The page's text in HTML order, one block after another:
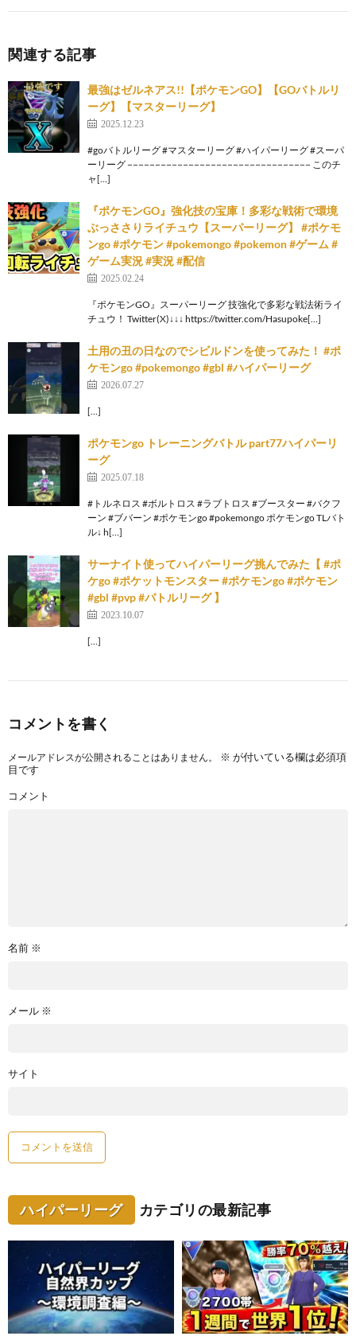
関連する記事
最強はゼルネアス!!【ポケモンGO】【GOバトルリ
ーグ】【マスターリーグ】
2025.12.23
#goバトルリーグ #マスターリーグ #ハイパーリーグ #スーパ
ーリーグ −−−−−−−−−−−−−−−−−−−−−−−−−−−−−−−−− このチ
ャ[…]
『ポケモンGO』強化技の宝庫！多彩な戦術で環境
ぶっささりライチュウ【スーパーリーグ】 #ポケモ
ンgo #ポケモン #pokemongo #pokemon #ゲーム #
ゲーム実況 #実況 #配信
2025.02.24
『ポケモンGO』スーパーリーグ 技強化で多彩な戦法術ライ
チュウ！ Twitter(X)↓↓↓ https://twitter.com/Hasupoke[…]
土用の丑の日なのでシビルドンを使ってみた！ #ポ
ケモンgo #pokemongo #gbl #ハイパーリーグ
2026.07.27
[…]
ポケモンgo トレーニングバトル part77ハイパーリ
ーグ
2025.07.18
#トルネロス #ボルトロス #ラブトロス #ブースター #バクフ
ーン #ブバーン #ポケモンgo #pokemongo ポケモンgo TLバト
ル↓ h[…]
サーナイト使ってハイパーリーグ挑んでみた【 #ポ
ケgo #ポケットモンスター #ポケモンgo #ポケモン
#gbl #pvp #バトルリーグ 】
2023.10.07
[…]
コメントを書く
メールアドレスが公開されることはありません。 ※ が付いている欄は必須項
目です
コメント
名前 ※
メール ※
サイト
ハイパーリーグ カテゴリの最新記事